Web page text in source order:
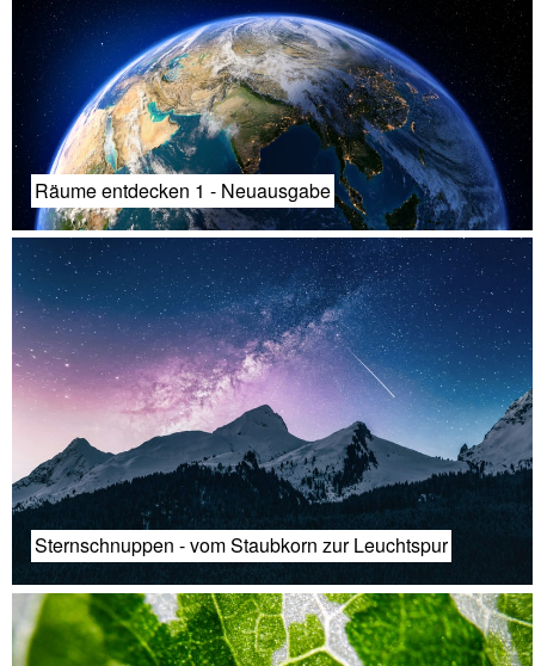
Räume entdecken 1 - Neuausgabe
Sternschnuppen - vom Staubkorn zur Leuchtspur